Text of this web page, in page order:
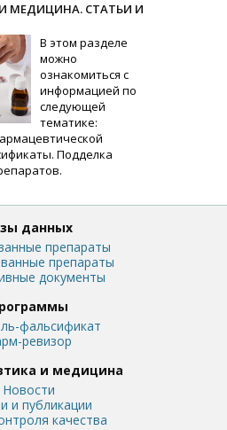
МЕДИЦИНА. СТАТЬИ И
В этом разделе
можно
ознакомиться с
информацией по
следующей
тематике:
Подделка
данных
препараты
препараты
документы
фальсификат
ревизор
и медицина
Новости
и публикации
качества